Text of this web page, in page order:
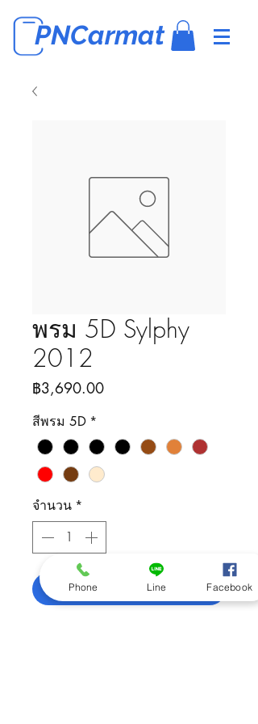
PNCarmat
พรม 5D Sylphy
2012
฿3,690.00ราคา
สีพรม 5D *
จำนวน *
เพิ่มลงในรถเข็น
Phone Line Facebook